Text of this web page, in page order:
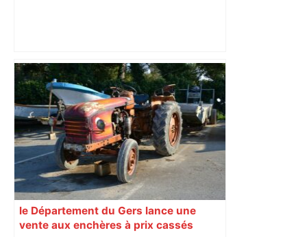
Alliance PS/LFI à Toulouse : Marc
Sztulman claque la porte – RMC
le Département du Gers lance une
vente aux enchères à prix cassés